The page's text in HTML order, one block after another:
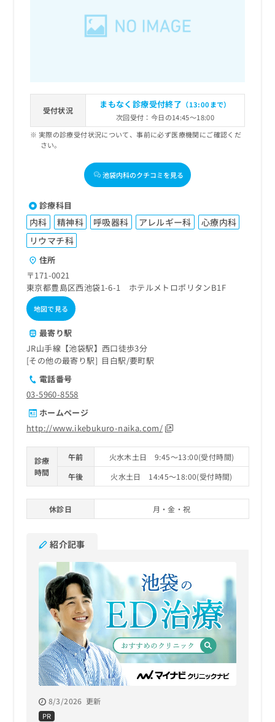
受付状況
まもなく診療受付終了 （13:00まで）
次回受付：今日の14:45～18:00
実際の診療受付状況について、事前に必ず医療機関にご確認くだ
さい。
池袋内科のクチコミを見る
診療科目
内科 精神科 呼吸器科 アレルギー科
心療内科
リウマチ科
住所
〒171-0021
東京都豊島区西池袋1-6-1 ホテルメトロポリタンB1F
地図で見る
最寄り駅
JR山手線【池袋駅】西口徒歩3分
その他の最寄り駅
目白駅 要町駅
電話番号
03-5960-8558
ホームページ
http://www.ikebukuro-naika.com/
診療
時間
午前
火水木土日 9:45～13:00(受付時間)
午後
火水土日 14:45～18:00(受付時間)
休診日 月・金・祝
紹介記事
8/3/2026 更新
PR